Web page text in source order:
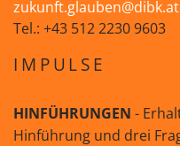
zukunft.glauben@dibk.at
Tel.: +43 512 2230 9603
IMPULSE
HINFÜHRUNGEN -
Hinführung und drei